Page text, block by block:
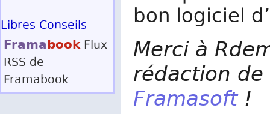
bon logiciel
Merci à
rédaction
Framasoft!
Libres Conseils
Framabook Flux
RSS de
Framabook